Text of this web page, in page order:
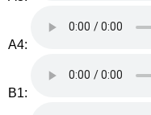
A4:
B1: